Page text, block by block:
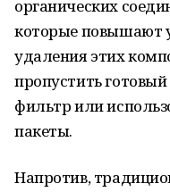
органических
которые повышают
удаления этих
пропустить
фильтр или
пакеты.
Напротив,